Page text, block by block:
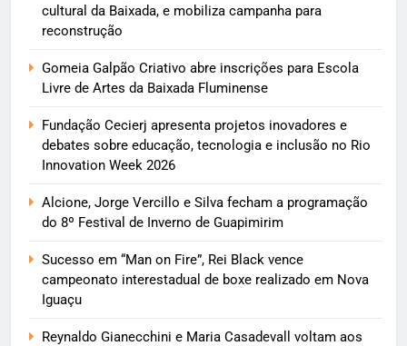
cultural da Baixada, e mobiliza campanha para
reconstrução
Gomeia Galpão Criativo abre inscrições para Escola
Livre de Artes da Baixada Fluminense
Fundação Cecierj apresenta projetos inovadores e
debates sobre educação, tecnologia e inclusão no Rio
Innovation Week 2026
Alcione, Jorge Vercillo e Silva fecham a programação
do 8º Festival de Inverno de Guapimirim
Sucesso em “Man on Fire”, Rei Black vence
campeonato interestadual de boxe realizado em Nova
Iguaçu
Reynaldo Gianecchini e Maria Casadevall voltam aos